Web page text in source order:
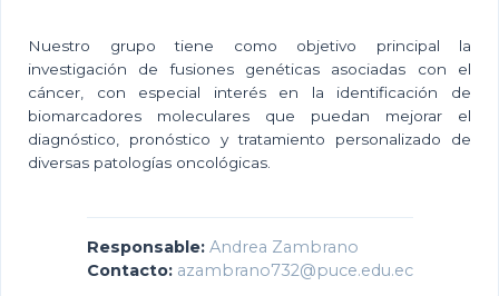
Nuestro grupo tiene como objetivo principal la
investigación de fusiones genéticas asociadas con el
cáncer, con especial interés en la identificación de
biomarcadores moleculares que puedan mejorar el
diagnóstico, pronóstico y tratamiento personalizado de
diversas patologías oncológicas.
Responsable:Andrea Zambrano
Contacto:azambrano732@puce.edu.ec